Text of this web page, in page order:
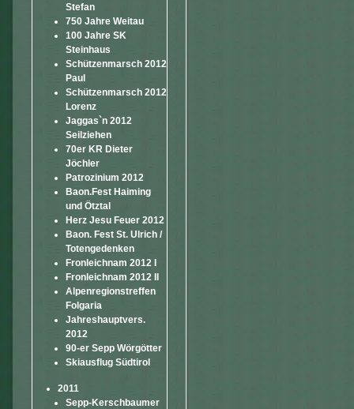
Stefan
750 Jahre Weitau
100 Jahre SK
Steinhaus
Schützenmarsch 2012
Paul
Schützenmarsch 2012
Lorenz
Jaggas`n 2012
Seilziehen
70er KR Dieter
Jöchler
Patrozinium 2012
Baon.Fest Haiming
und Ötztal
Herz Jesu Feuer 2012
Baon. Fest St. Ulrich /
Totengedenken
Fronleichnam 2012 I
Fronleichnam 2012 II
Alpenregionstreffen
Folgaria
Jahreshauptvers.
2012
90-er Sepp Wörgötter
Skiausflug Südtirol
2011
Sepp-Kerschbaumer